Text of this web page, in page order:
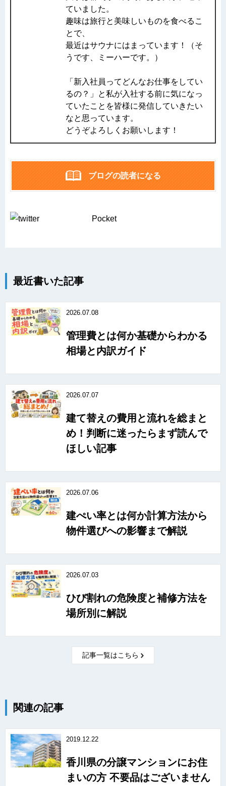
ていました。
趣味は旅行と美味しいものを食べるこ
とで、
最近はサウナにはまっています！（そ
うです、ミーハーです。）
「新入社員ってどんなお仕事をしてい
るの？」と私が入社する前に気になっ
ていたことを皆様に発信していきたい
なと思っています。
どうぞよろしくお願いします！
ブログの読者になる
Pocket
最近書いた記事
2026.07.08
管理費とは何か基礎からわかる
相場と内訳ガイド
2026.07.07
建て替えの費用と流れを総まと
め！判断に迷ったらまず読んで
ほしい記事
2026.07.06
建ぺい率とは何か計算方法から
物件選びへの影響まで解説
2026.07.03
ひび割れの危険度と補修方法を
場所別に解説
記事一覧はこちら
関連の記事
2019.12.22
香川県の分譲マンションにお住
まいの方 不要品はございません